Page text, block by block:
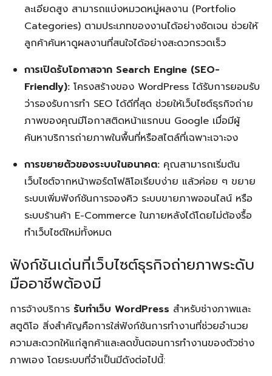
ละเอียดสูง สามารถแบ่งหมวดหมู่ผลงาน (Portfolio
Categories) ตามประเภทของงานได้อย่างชัดเจน ช่วยให้
ลูกค้าค้นหาดูผลงานที่สนใจได้อย่างสะดวกรวดเร็ว
การเปิดรับโอกาสจาก Search Engine (SEO-
Friendly): โครงสร้างของ WordPress ได้รับการยอมรับ
ว่ารองรับการทำ SEO ได้ดีที่สุด ช่วยให้เว็บไซต์ธุรกิจถ่าย
ภาพของคุณมีโอกาสติดหน้าแรกบน Google เมื่อมีผู้
ค้นหาบริการถ่ายภาพในพื้นที่หรือสไตล์ที่เฉพาะเจาะจง
การขยายตัวของระบบในอนาคต: คุณสามารถเริ่มต้น
เว็บไซต์จากหน้าพอร์ตโฟลิโอเรียบง่าย แล้วค่อย ๆ ขยาย
ระบบเพิ่มฟังก์ชันการจองคิว ระบบขายภาพออนไลน์ หรือ
ระบบร้านค้า E-Commerce ในภายหลังได้โดยไม่ต้องรื้อ
ทำเว็บไซต์ใหม่ทั้งหมด
ฟังก์ชันเด่นที่เว็บไซต์ธุรกิจถ่ายภาพระดับ
มืออาชีพต้องมี
การจ้างบริการ รับทำเว็บ WordPress สำหรับช่างภาพและ
สตูดิโอ สิ่งสำคัญคือการใส่ฟังก์ชันการทำงานที่ช่วยอำนวย
ความสะดวกให้แก่ลูกค้าและลดขั้นตอนการทำงานของตัวช่าง
ภาพเอง โดยระบบที่จำเป็นมีดังต่อไปนี้: